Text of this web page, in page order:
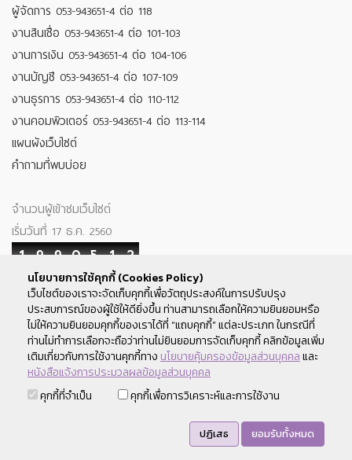
ผู้จัดการ 053-943651-4 ต่อ 118
งานสินเชื่อ 053-943651-4 ต่อ 101-103
งานการเงิน 053-943651-4 ต่อ 104-106
งานบัญชี 053-943651-4 ต่อ 107-109
งานธุรการ 053-943651-4 ต่อ 110-112
งานคอมพิวเตอร์ 053-943651-4 ต่อ 113-114
แผนผังเว็บไซต์
คำถามที่พบบ่อย
จำนวนผู้เข้าชมเว็บไซต์
เริ่มวันที่ 17 ธ.ค. 2560
1 9 9 0 5 1 2
Your IP : 216.73.217.85
ติดตามเรา
สงวนลิขสิทธิ์ พ.ศ.2560 สหกรณ์ออมทรัพย์มหาวิทยาลัยเชียงใหม่ ©
2017 Chiang Mai University Savings and Credit Cooperative
Limited
คำแนะนำการใช้เว็บไซต์ : แสดงผลได้ดีกับ Chrome , Firefox
นโยบายการใช้คุกกี้ (Cookies Policy)
เว็บไซต์ของเราจะจัดเก็บคุกกี้เพื่อวัตถุประสงค์ในการปรับปรุง
ประสบการณ์ของผู้ใช้ให้ดียิ่งขึ้น ท่านสามารถเลือกให้ความยินยอมหรือ
ไม่ให้ความยินยอมคุกกี้ของเราได้ที่ “แถบคุกกี้” แต่ละประเภท ในกรณีที่
ท่านไม่ทำการเลือกจะถือว่าท่านไม่ยินยอมการจัดเก็บคุกกี้ คลิกข้อมูลเพิ่ม
เติมเกี่ยวกับการใช้งานคุกกี้ทาง นโยบายคุ้มครองข้อมูลส่วนบุคคลและ
หนังสือแจ้งการประมวลผลข้อมูลส่วนบุคคล
คุกกี้ที่จำเป็น
คุกกี้เพื่อการวิเคราะห์และการใช้งาน
ปฏิเสธ ยอมรับทั้งหมด